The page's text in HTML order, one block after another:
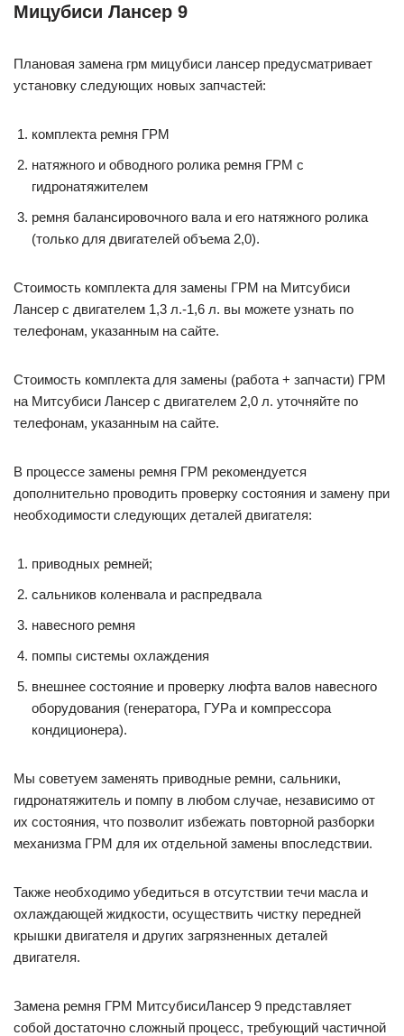
Мицубиси Лансер 9
Плановая замена грм мицубиси лансер предусматривает
установку следующих новых запчастей:
комплекта ремня ГРМ
натяжного и обводного ролика ремня ГРМ с
гидронатяжителем
ремня балансировочного вала и его натяжного ролика
(только для двигателей объема 2,0).
Стоимость комплекта для замены ГРМ на Митсубиси
Лансер с двигателем 1,3 л.-1,6 л. вы можете узнать по
телефонам, указанным на сайте.
Стоимость комплекта для замены (работа + запчасти) ГРМ
на Митсубиси Лансер с двигателем 2,0 л. уточняйте по
телефонам, указанным на сайте.
В процессе замены ремня ГРМ рекомендуется
дополнительно проводить проверку состояния и замену при
необходимости следующих деталей двигателя:
приводных ремней;
сальников коленвала и распредвала
навесного ремня
помпы системы охлаждения
внешнее состояние и проверку люфта валов навесного
оборудования (генератора, ГУРа и компрессора
кондиционера).
Мы советуем заменять приводные ремни, сальники,
гидронатяжитель и помпу в любом случае, независимо от
их состояния, что позволит избежать повторной разборки
механизма ГРМ для их отдельной замены впоследствии.
Также необходимо убедиться в отсутствии течи масла и
охлаждающей жидкости, осуществить чистку передней
крышки двигателя и других загрязненных деталей
двигателя.
Замена ремня ГРМ МитсубисиЛансер 9 представляет
собой достаточно сложный процесс, требующий частичной